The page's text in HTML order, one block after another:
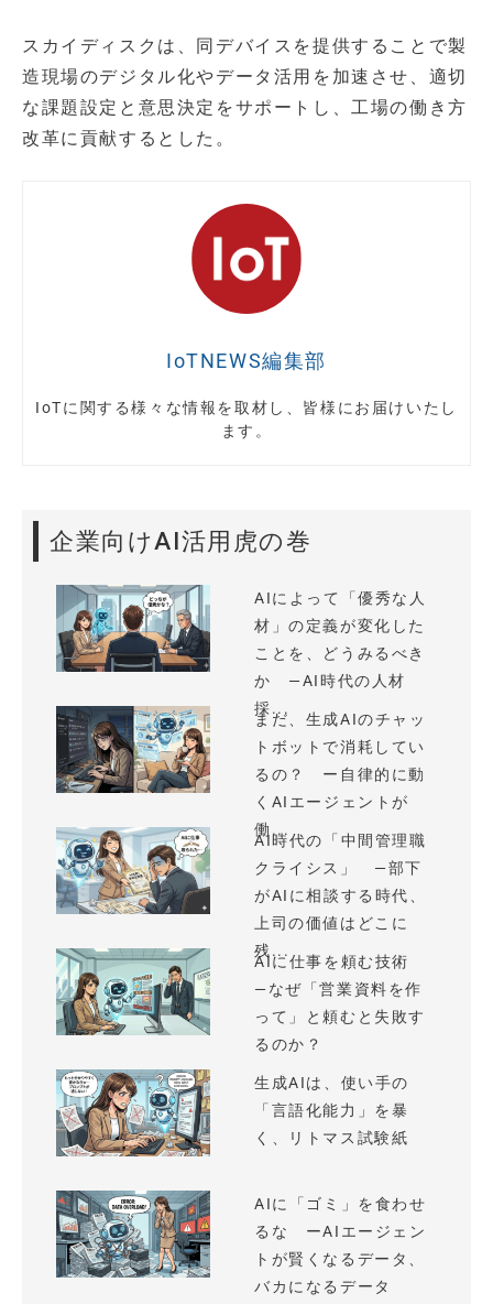
スカイディスクは、同デバイスを提供することで製
造現場のデジタル化やデータ活用を加速させ、適切
な課題設定と意思決定をサポートし、工場の働き方
改革に貢献するとした。
IoTNEWS編集部
IoTに関する様々な情報を取材し、皆様にお届けいたし
ます。
企業向けAI活用虎の巻
AIによって「優秀な人
材」の定義が変化した
ことを、どうみるべき
か —AI時代の人材
採...
まだ、生成AIのチャッ
トボットで消耗してい
るの？ ー自律的に動
くAIエージェントが
働...
AI時代の「中間管理職
クライシス」 —部下
がAIに相談する時代、
上司の価値はどこに
残...
AIに仕事を頼む技術
—なぜ「営業資料を作
って」と頼むと失敗す
るのか？
生成AIは、使い手の
「言語化能力」を暴
く、リトマス試験紙
AIに「ゴミ」を食わせ
るな ーAIエージェン
トが賢くなるデータ、
バカになるデータ